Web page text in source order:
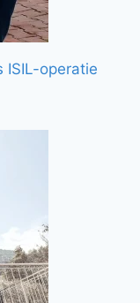
ISIL-operatie